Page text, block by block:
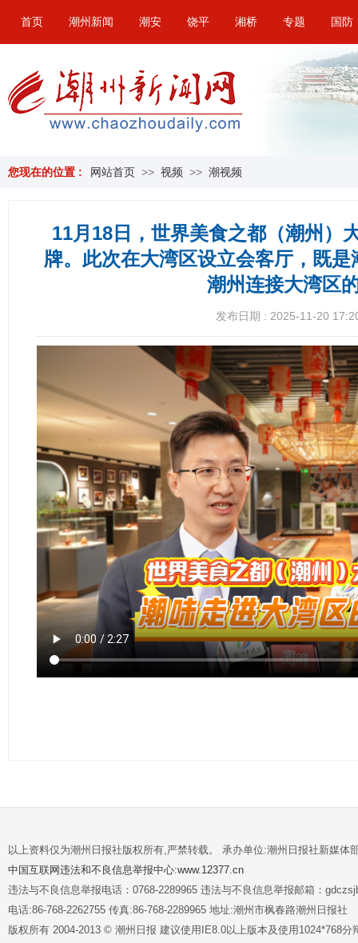
首页 潮州新闻 潮安 饶平 湘桥 专题 国防
您现在的位置 : 网站首页 >> 视频 >> 潮视频
11月18日，世界美食之都（潮州）
牌。此次在大湾区设立会客厅，既
潮州连接大湾区
发布日期 : 2025-11-20
以上资料仅为潮州日报社版权所有,严禁转载。 承办单位:潮州日报社新媒体
中国互联网违法和不良信息举报中心:www.12377.cn
违法与不良信息举报电话：0768-2289965 违法与不良信息举报邮箱：
电话:86-768-2262755 传真:86-768-2289965 地址:潮州市枫春路潮州日报社
版权所有 2004-2013 © 潮州日报 建议使用IE8.0以上版本及使用1024*768分